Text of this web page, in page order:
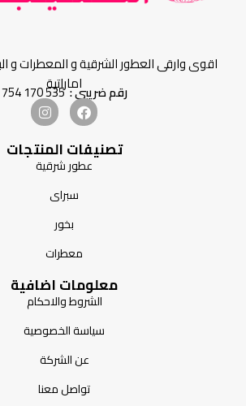
اقوى وارقى العطور الشرقية و المعطرات و
اماراتيةرقم ضريبي :535 170 754
تصنيفات المنتجات
عطور شرقية
سبراى
بخور
معطرات
معلومات اضافية
الشروط والاحكام
سياسة الخصوصية
عن الشركة
تواصل معنا